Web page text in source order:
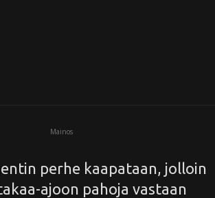
Mainos
perhe kaapataan, jolloin
ajoon pahoja vastaan